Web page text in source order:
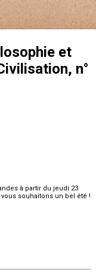
et
n°
à partir du jeudi 23
souhaitons un bel été !